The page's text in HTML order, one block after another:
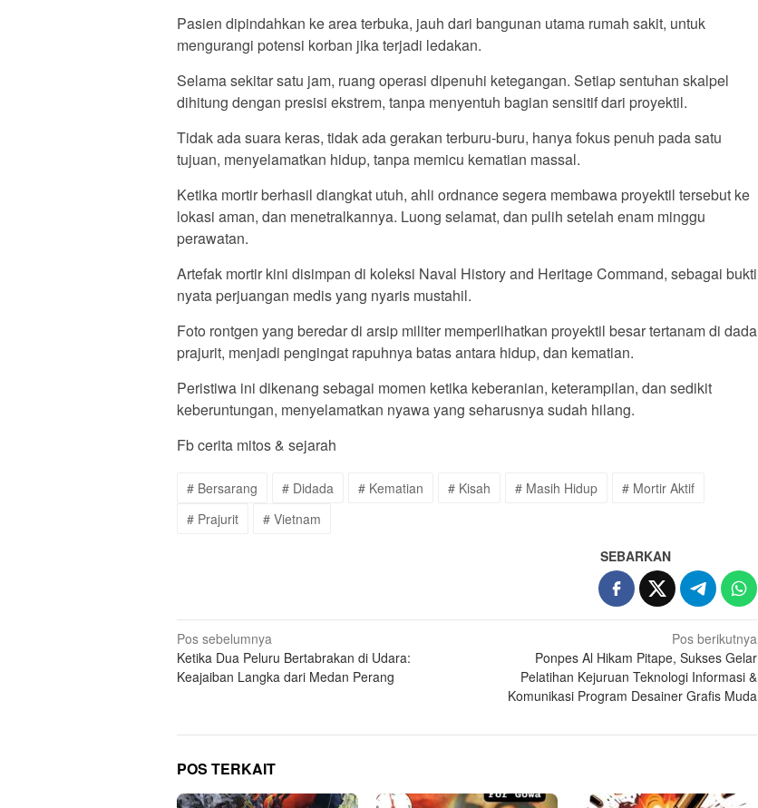
Pasien dipindahkan ke area terbuka, jauh dari bangunan utama rumah sakit, untuk
mengurangi potensi korban jika terjadi ledakan.
Selama sekitar satu jam, ruang operasi dipenuhi ketegangan. Setiap sentuhan skalpel
dihitung dengan presisi ekstrem, tanpa menyentuh bagian sensitif dari proyektil.
Tidak ada suara keras, tidak ada gerakan terburu-buru, hanya fokus penuh pada satu
tujuan, menyelamatkan hidup, tanpa memicu kematian massal.
Ketika mortir berhasil diangkat utuh, ahli ordnance segera membawa proyektil tersebut ke
lokasi aman, dan menetralkannya. Luong selamat, dan pulih setelah enam minggu
perawatan.
Artefak mortir kini disimpan di koleksi Naval History and Heritage Command, sebagai bukti
nyata perjuangan medis yang nyaris mustahil.
Foto rontgen yang beredar di arsip militer memperlihatkan proyektil besar tertanam di dada
prajurit, menjadi pengingat rapuhnya batas antara hidup, dan kematian.
Peristiwa ini dikenang sebagai momen ketika keberanian, keterampilan, dan sedikit
keberuntungan, menyelamatkan nyawa yang seharusnya sudah hilang.
Fb cerita mitos & sejarah
# Bersarang # Didada # Kematian # Kisah # Masih Hidup
# Mortir Aktif
# Prajurit
# Vietnam
SEBARKAN
Navigasi
pos
Pos sebelumnya
Ketika Dua Peluru Bertabrakan di Udara:
Keajaiban Langka dari Medan Perang
Pos berikutnya
Ponpes Al Hikam Pitape, Sukses Gelar
Pelatihan Kejuruan Teknologi Informasi &
Komunikasi Program Desainer Grafis Muda
POS TERKAIT